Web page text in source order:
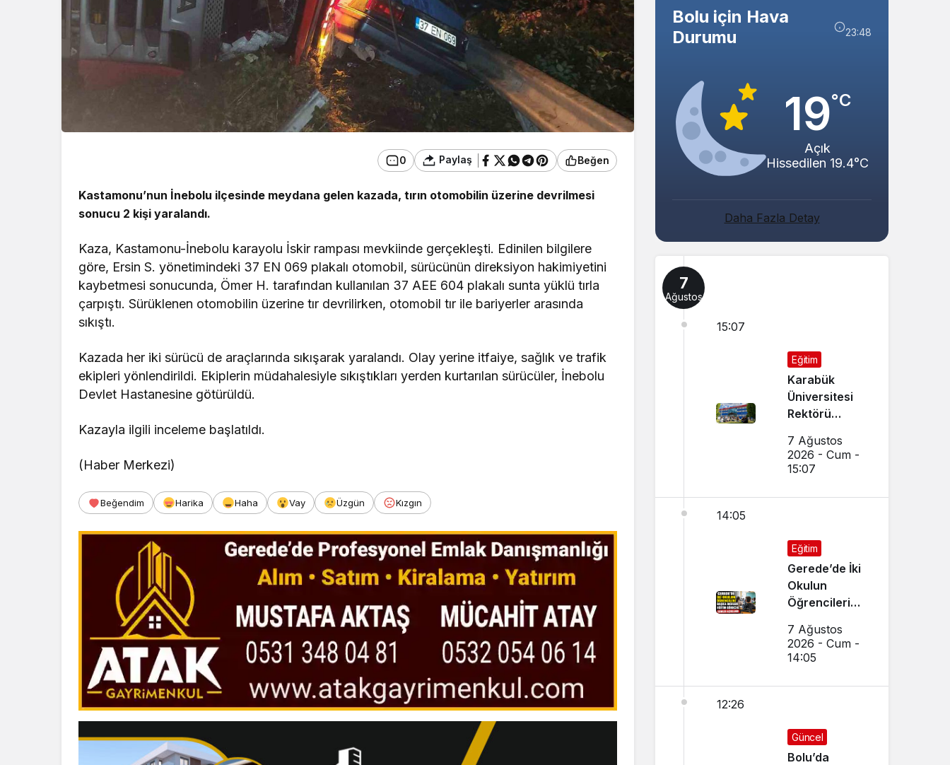
0 Paylaş Beğen
Kastamonu’nun İnebolu ilçesinde meydana gelen kazada, tırın otomobilin üzerine devrilmesi
sonucu 2 kişi yaralandı.
Kaza, Kastamonu-İnebolu karayolu İskir rampası mevkiinde gerçekleşti. Edinilen bilgilere
göre, Ersin S. yönetimindeki 37 EN 069 plakalı otomobil, sürücünün direksiyon hakimiyetini
kaybetmesi sonucunda, Ömer H. tarafından kullanılan 37 AEE 604 plakalı sunta yüklü tırla
çarpıştı. Sürüklenen otomobilin üzerine tır devrilirken, otomobil tır ile bariyerler arasında
sıkıştı.
Kazada her iki sürücü de araçlarında sıkışarak yaralandı. Olay yerine itfaiye, sağlık ve trafik
ekipleri yönlendirildi. Ekiplerin müdahalesiyle sıkıştıkları yerden kurtarılan sürücüler, İnebolu
Devlet Hastanesine götürüldü.
Kazayla ilgili inceleme başlatıldı.
(Haber Merkezi)
Beğendim Harika Haha Vay Üzgün Kızgın
Bolu için Hava
Durumu
23:48
19°C
Açık
Hissedilen 19.4°C
Daha Fazla Detay
7
Ağustos
15:07
Eğitim
Karabük
Üniversitesi
Rektörü
Aday
Öğrencilere
7 Ağustos
2026 - Cum -
15:07
14:05
Eğitim
Gerede’de İki
Okulun
Öğrencileri
Eğitim
Görecek
7 Ağustos
2026 - Cum -
14:05
12:26
Güncel
Bolu’da